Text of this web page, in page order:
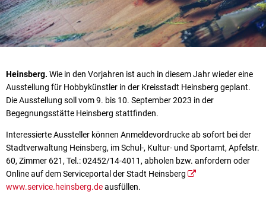
Heinsberg. Wie in den Vorjahren ist auch in diesem Jahr wieder eine
Ausstellung für Hobbykünstler in der Kreisstadt Heinsberg geplant.
Die Ausstellung soll vom 9. bis 10. September 2023 in der
Begegnungsstätte Heinsberg stattfinden.
Interessierte Aussteller können Anmeldevordrucke ab sofort bei der
Stadtverwaltung Heinsberg, im Schul-, Kultur- und Sportamt, Apfelstr.
60, Zimmer 621, Tel.: 02452/14-4011, abholen bzw. anfordern oder
Online auf dem Serviceportal der Stadt Heinsberg
www.service.heinsberg.deausfüllen.